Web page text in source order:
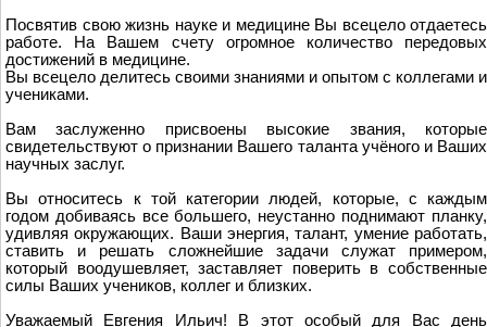
Посвятив свою жизнь науке и медицине Вы всецело отдаетесь
работе. На Вашем счету огромное количество передовых
достижений в медицине.
Вы всецело делитесь своими знаниями и опытом с коллегами и
учениками.
Вам заслуженно присвоены высокие звания, которые
свидетельствуют о признании Вашего таланта учёного и Ваших
научных заслуг.
Вы относитесь к той категории людей, которые, с каждым
годом добиваясь все большего, неустанно поднимают планку,
удивляя окружающих. Ваши энергия, талант, умение работать,
ставить и решать сложнейшие задачи служат примером,
который воодушевляет, заставляет поверить в собственные
силы Ваших учеников, коллег и близких.
Уважаемый Евгения Ильич! В этот особый для Вас день